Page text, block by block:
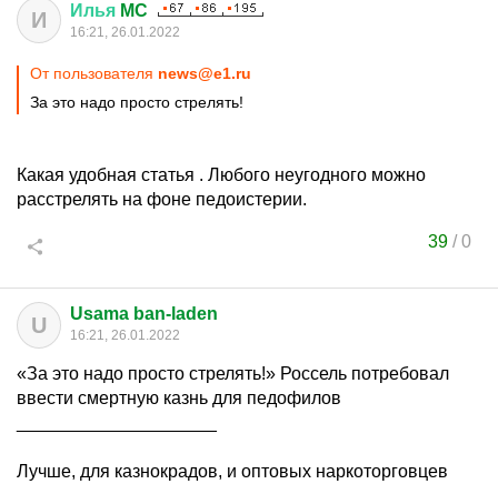
И Илья MC
16:21, 26.01.2022
От пользователя news@e1.ru
За это надо просто стрелять!
Какая удобная статья . Любого неугодного можно
расстрелять на фоне педоистерии.
39 /0
U Usama ban-laden
16:21, 26.01.2022
«За это надо просто стрелять!» Россель потребовал
ввести смертную казнь для педофилов
Лучше, для казнокрадов, и оптовых наркоторговцев